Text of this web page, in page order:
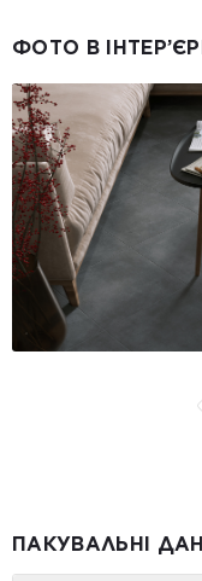
ФОТО В
ПАКУВАЛЬНІ